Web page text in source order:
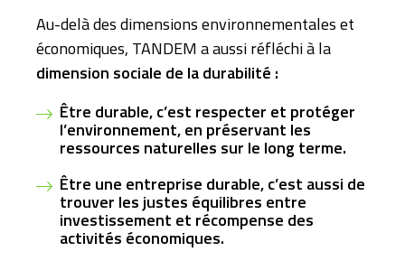
Au-delà des dimensions environnementales et
économiques, TANDEM a aussi réfléchi à la
dimension sociale de la durabilité :
Être durable, c’est respecter et protéger
l’environnement, en préservant les
ressources naturelles sur le long terme.
Être une entreprise durable, c’est aussi de
trouver les justes équilibres entre
investissement et récompense des
activités économiques.